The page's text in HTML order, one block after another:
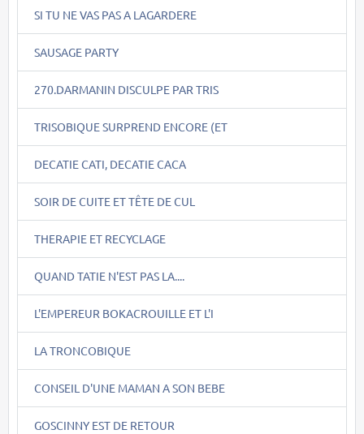
SI TU NE VAS PAS A LAGARDERE
SAUSAGE PARTY
270.DARMANIN DISCULPE PAR TRIS
TRISOBIQUE SURPREND ENCORE (ET
DECATIE CATI, DECATIE CACA
SOIR DE CUITE ET TÊTE DE CUL
THERAPIE ET RECYCLAGE
QUAND TATIE N'EST PAS LA....
L'EMPEREUR BOKACROUILLE ET L'I
LA TRONCOBIQUE
CONSEIL D'UNE MAMAN A SON BEBE
GOSCINNY EST DE RETOUR